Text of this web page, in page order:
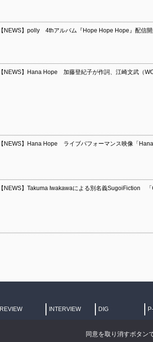
【NEWS】polly 4thアルバム『Hope Hope Hope』配信開
【NEWS】Hana Hope 加藤登紀子が作詞、江崎文武（
【NEWS】Hana Hope ライブパフォーマンス映像「
【NEWS】Takuma Iwakawaによる別名義SugoiFiction
REVIEW INTERVIEW DIG
同意を取り消すボタン